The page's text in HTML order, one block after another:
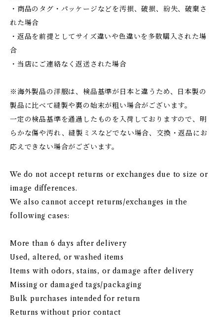
・商品のタグ・パッケージなどを汚損、破損、紛失、破棄さ
れた場合
・返品を前提としてサイズ違いや色違いを多数購入された場
合
・当店にご連絡なく返送された場合
※海外製品の洋服は、検品基準が日本と違うため、日本製の
製品に比べて縫製や裏の始末が粗い場合がございます。
一定の検品基準を通過したものを入荷しておりますので、明
らかな傷や汚れ、縫製ミスなどでない場合、交換・返品にお
応えできない場合がございます。
We do not accept returns or exchanges due to size or
image differences.
We also cannot accept returns/exchanges in the
following cases:
More than 6 days after delivery
Used, altered, or washed items
Items with odors, stains, or damage after delivery
Missing or damaged tags/packaging
Bulk purchases intended for return
Returns without prior contact